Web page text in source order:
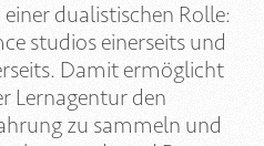
dualistischen Rolle:
studios einerseits und
Damit ermöglicht
Lernagentur den
zu sammeln und